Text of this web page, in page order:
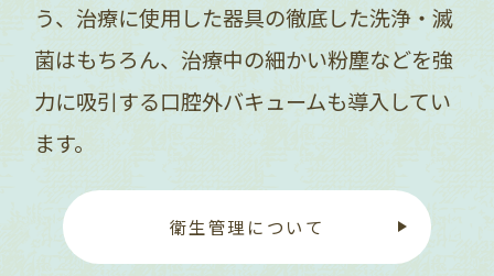
う、治療に使用した器具の徹底した洗浄・滅
菌はもちろん、治療中の細かい粉塵などを強
力に吸引する口腔外バキュームも導入してい
ます。
衛生管理について